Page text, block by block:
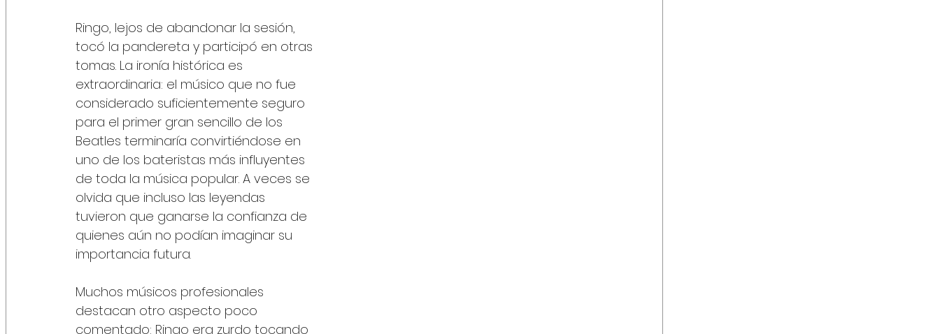
Ringo, lejos de abandonar la sesión,
tocó la pandereta y participó en otras
tomas. La ironía histórica es
extraordinaria: el músico que no fue
considerado suficientemente seguro
para el primer gran sencillo de los
Beatles terminaría convirtiéndose en
uno de los bateristas más influyentes
de toda la música popular. A veces se
olvida que incluso las leyendas
tuvieron que ganarse la confianza de
quienes aún no podían imaginar su
importancia futura.
Muchos músicos profesionales
destacan otro aspecto poco
comentado: Ringo era zurdo tocando